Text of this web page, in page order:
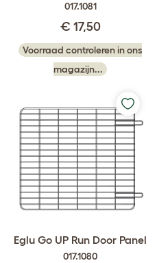
017.1081
€ 17,50
Voorraad controleren in ons
magazijn...
Eglu Go UP Run Door Panel
017.1080